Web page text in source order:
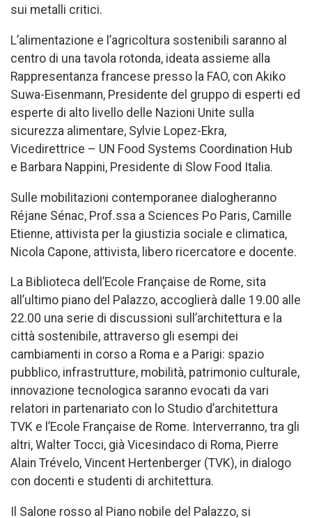
sui metalli critici.
L’alimentazione e l’agricoltura sostenibili saranno al
centro di una tavola rotonda, ideata assieme alla
Rappresentanza francese presso la FAO, con Akiko
Suwa-Eisenmann, Presidente del gruppo di esperti ed
esperte di alto livello delle Nazioni Unite sulla
sicurezza alimentare, Sylvie Lopez-Ekra,
Vicedirettrice – UN Food Systems Coordination Hub
e Barbara Nappini, Presidente di Slow Food Italia.
Sulle mobilitazioni contemporanee dialogheranno
Réjane Sénac, Prof.ssa a Sciences Po Paris, Camille
Etienne, attivista per la giustizia sociale e climatica,
Nicola Capone, attivista, libero ricercatore e docente.
La Biblioteca dell’Ecole Française de Rome, sita
all’ultimo piano del Palazzo, accoglierà dalle 19.00 alle
22.00 una serie di discussioni sull’architettura e la
città sostenibile, attraverso gli esempi dei
cambiamenti in corso a Roma e a Parigi: spazio
pubblico, infrastrutture, mobilità, patrimonio culturale,
innovazione tecnologica saranno evocati da vari
relatori in partenariato con lo Studio d’architettura
TVK e l’Ecole Française de Rome. Interverranno, tra gli
altri, Walter Tocci, già Vicesindaco di Roma, Pierre
Alain Trévelo, Vincent Hertenberger (TVK), in dialogo
con docenti e studenti di architettura.
Il Salone rosso al Piano nobile del Palazzo, si